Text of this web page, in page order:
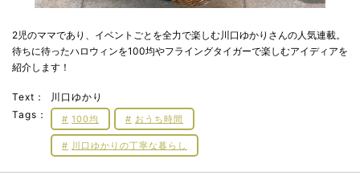
2児のママであり、イベントごとを全力で楽しむ川口ゆかりさんの人気連載。
待ちに待ったハロウィンを100均やフライングタイガーで楽しむアイディアを
紹介します！
Text：
川口ゆかり
Tags：
100均 おうち時間
川口ゆかりの丁寧な暮らし